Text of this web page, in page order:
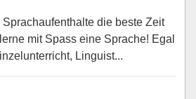
die beste Zeit
mit Spass eine Sprache! Egal
Linguist...